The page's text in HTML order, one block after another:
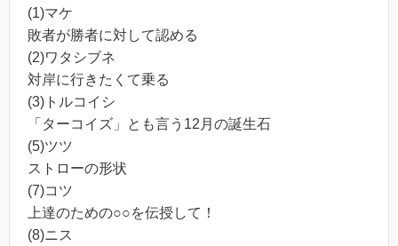
(1)マケ
敗者が勝者に対して認める
(2)ワタシブネ
対岸に行きたくて乗る
(3)トルコイシ
「ターコイズ」とも言う12月の誕生石
(5)ツツ
ストローの形状
(7)コツ
上達のための○○を伝授して！
(8)ニス